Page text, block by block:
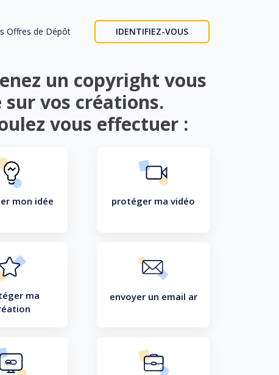
Offres de Dépôt IDENTIFIEZ-VOUS
un copyright vous
vos créations.
vous effectuer :
mon idée protéger ma vidéo
ma
envoyer un email ar